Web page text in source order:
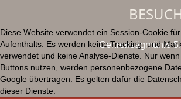
Gehrensägmühle
Diese Website verwendet ein Session-Cookie
Aufenthalts. Es werden keine Tracking- und
verwendet und keine Analyse-Dienste. Nur
Buttons nutzen, werden personenbezogene
Google übertragen. Es gelten dafür die
dieser Dienste.